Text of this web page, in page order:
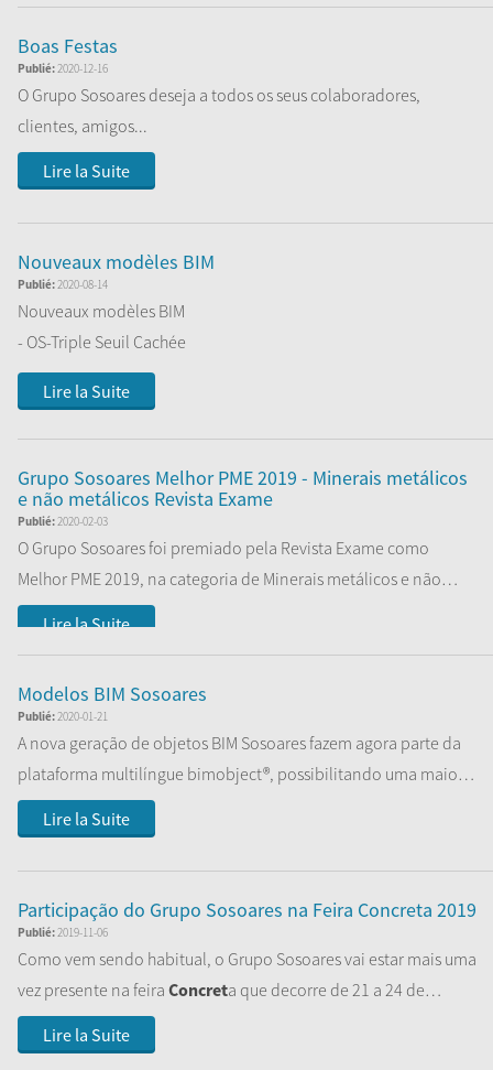
Boas Festas
Publié:2020-12-16
O Grupo Sosoares deseja a todos os seus colaboradores,
clientes, amigos...
Lire la Suite
Nouveaux modèles BIM
Publié:2020-08-14
Nouveaux modèles BIM
- OS-Triple Seuil Cachée
- AV
- FC DEC
Lire la Suite
Grupo Sosoares Melhor PME 2019 - Minerais metálicos
e não metálicos Revista Exame
Publié:2020-02-03
O Grupo Sosoares foi premiado pela Revista Exame como
Melhor PME 2019, na categoria de Minerais metálicos e não
metálicos.
Lire la Suite
Modelos BIM Sosoares
Publié:2020-01-21
A nova geração de objetos BIM Sosoares fazem agora parte da
plataforma multilíngue bimobject®, possibilitando uma maior
acessibilidade a toda a...
Lire la Suite
Participação do Grupo Sosoares na Feira Concreta 2019
Publié:2019-11-06
Como vem sendo habitual, o Grupo Sosoares vai estar mais uma
vez presente na feira Concreta que decorre de 21 a 24 de
Novembro de...
Lire la Suite